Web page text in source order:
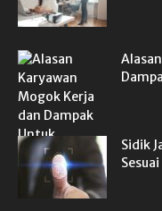
Sidik